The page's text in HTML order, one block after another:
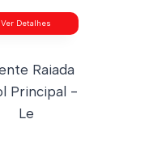
Ver Detalhes